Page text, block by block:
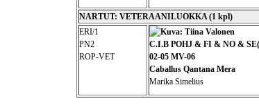
NARTUT: VETERAANILUOKKA (1 kpl)
ERI/1
PN2
ROP-VET
C.I.B POHJ & FI & NO &
02-05 MV-06
Caballus Qantana Mera
Marika Simelius